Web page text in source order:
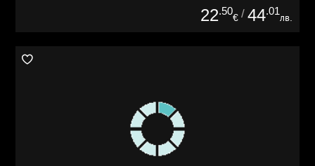
22.50
€ / 44.01
лв.